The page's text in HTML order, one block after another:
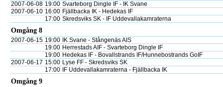
2007-06-08 19:00 Svarteborg Dingle IF - IK Svane
2007-06-10 16:00 Fjällbacka IK - Hedekas IF
17:00 Skredsviks SK - IF Uddevallakamraterna
Omgång 8
2007-06-15 19:00
IK Svane - Stångenäs AIS
19:00 Herrestads AIF - Svarteborg Dingle IF
19:00 Hedekas IF - Bovallstrands IF/Hunnebostrands GoIF
2007-06-17 15:00 Lyse FF - Skredsviks SK
17:00
IF Uddevallakamraterna - Fjällbacka IK
Omgång 9